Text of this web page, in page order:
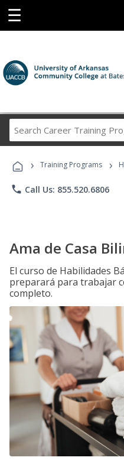
☰
› Training Programs ›
phone Call Us: 855.520.6806
Ama de Casa
El curso de Habilidades
preparará para trabajar
completo.